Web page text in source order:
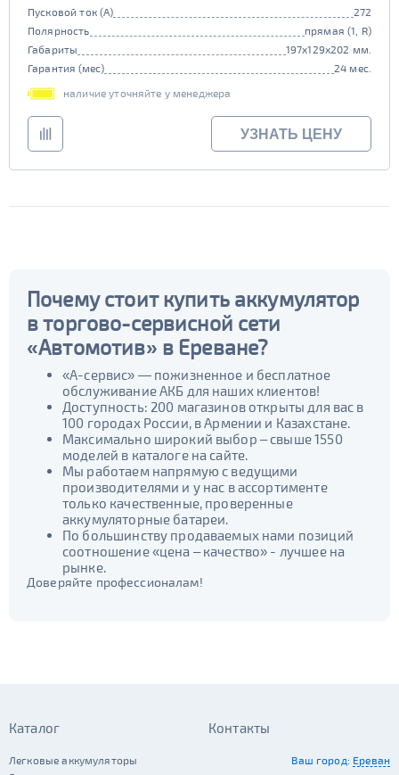
Пусковой ток (А)
272
Полярность
прямая (1, R)
Габариты
197x129x202 мм.
Гарантия (мес)
24 мес.
наличие уточняйте у менеджера
УЗНАТЬ ЦЕНУ
Почему стоит купить аккумулятор
в торгово-сервисной сети
«Автомотив» в Ереване?
«А-сервис» — пожизненное и бесплатное
обслуживание АКБ для наших клиентов!
Доступность: 200 магазинов открыты для вас в
100 городах России, в Армении и Казахстане.
Максимально широкий выбор – свыше 1550
моделей в каталоге на сайте.
Мы работаем напрямую с ведущими
производителями и у нас в ассортименте
только качественные, проверенные
аккумуляторные батареи.
По большинству продаваемых нами позиций
соотношение «цена – качество» - лучшее на
рынке.
Доверяйте профессионалам!
Каталог
Легковые аккумуляторы
Контакты
Ваш город: Ереван